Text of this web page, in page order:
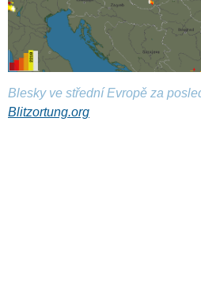
Blesky ve střední Evropě za
Blitzortung.org